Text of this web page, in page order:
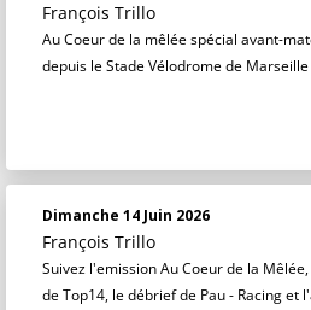
François Trillo
Au Coeur de la mêlée spécial avant-
depuis le Stade Vélodrome de
Dimanche 14 Juin 2026
François Trillo
Suivez l'emission Au Coeur de la
de Top14, le débrief de Pau - Racing et